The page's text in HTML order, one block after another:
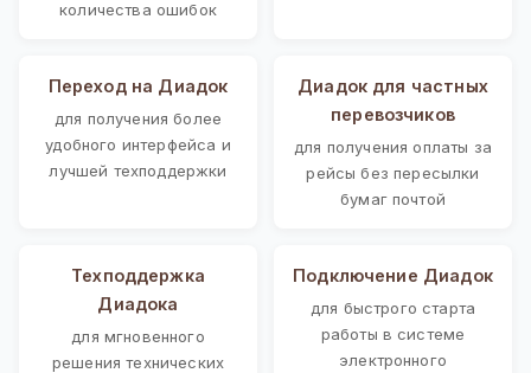
количества ошибок
Переход на Диадок
для получения более
удобного интерфейса и
лучшей техподдержки
Диадок для частных
перевозчиков
для получения оплаты за
рейсы без пересылки
бумаг почтой
Техподдержка
Диадока
для мгновенного
решения технических
Подключение Диадок
для быстрого старта
работы в системе
электронного